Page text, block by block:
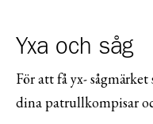
Yxa och såg
För att få yx-
dina patrullkompisar